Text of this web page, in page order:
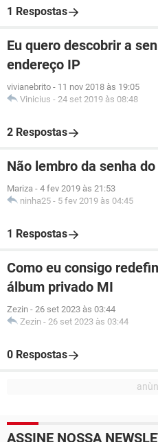
1 Respostas
Eu quero descobrir a
endereço IP
vivianebrito - 11 nov 2018 às 19:05
Vinicius - 24 set 2019 às 08:48
2 Respostas
Não lembro da senha do
Mariza - 4 fev 2019 às 21:53
ninha25 - 5 fev 2019 às 04:45
1 Respostas
Como eu consigo
álbum privado MI
Zezin - 26 set 2023 às 03:44
Zezin - 26 set 2023 às 03:44
0 Respostas
ASSINE NOSSA